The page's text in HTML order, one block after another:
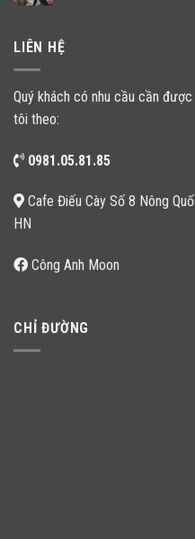
LIÊN HỆ
Quý khách có nhu cầu cần
tôi theo:
0981.05.81.85
Cafe Điếu Cày Số 8 Nông
HN
Công Anh Moon
CHỈ ĐƯỜNG